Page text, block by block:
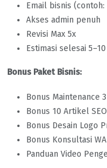
Email bisnis
Akses admin penuh
Revisi Max 5x
Estimasi selesai
Bonus Paket Bisnis:
Bonus Maintenance
Bonus 10 Artikel
Bonus Desain Logo
Bonus Konsultasi
Panduan Video